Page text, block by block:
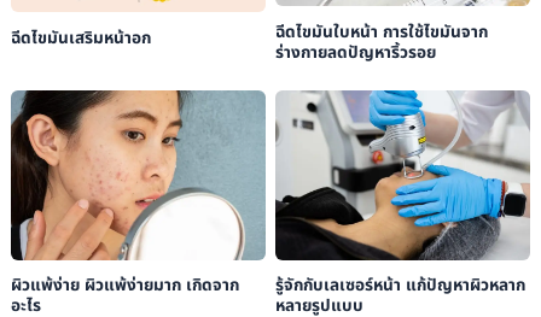
ฉีดไขมันเสริมหน้าอก
ฉีดไขมันใบหน้า การใช้ไขมันจาก
ร่างกายลดปัญหาริ้วรอย
ผิวแพ้ง่าย ผิวแพ้ง่ายมาก เกิดจาก
อะไร
รู้จักกับเลเซอร์หน้า แก้ปัญหาผิวหลาก
หลายรูปแบบ